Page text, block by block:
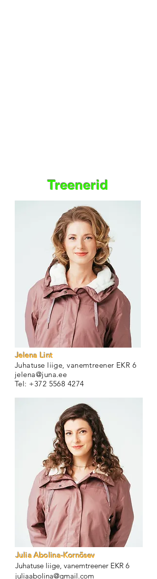
Treenerid
Jelena Lint
Juhatuse liige, vanemtreener EKR 6
jelena@juna.ee
Tel: +372 5568 4274
Julia Abolina-Kornõsev
Juhatuse liige, vanemtreener EKR 6
juliaabolina@gmail.com